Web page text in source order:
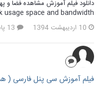
usage space and bandwidth
10 اردیبهشت 1394
فیلم آموزش سی پنل فارسی ( هدیه